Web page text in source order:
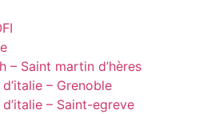
– Saint martin d’hères
– Grenoble
– Saint-egreve